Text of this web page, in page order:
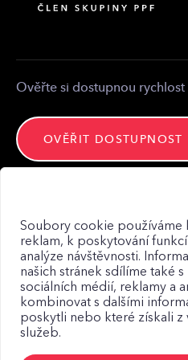
Ověřte si dostupnou
OVĚŘIT DOSTUPNOST
Mapa webu
Zásady zpracování osobních
Soubory cookie používáme
reklam, k poskytování
analýze návštěvnosti.
našich stránek sdílíme také
sociálních médií, reklamy a
kombinovat s dalšími
poskytli nebo které získali z
služeb.